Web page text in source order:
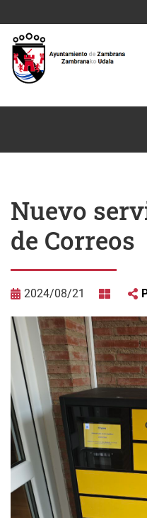
Nuevo
de Correos
2024/08/21